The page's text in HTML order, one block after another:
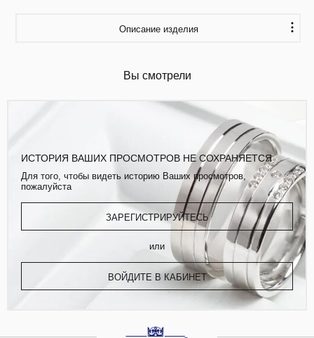
Описание изделия
Вы смотрели
ИСТОРИЯ ВАШИХ ПРОСМОТРОВ НЕ СОХРАНЯЕТСЯ
Для того, чтобы видеть историю Ваших просмотров,
пожалуйста
ЗАРЕГИСТРИРУЙТЕСЬ
или
ВОЙДИТЕ В КАБИНЕТ